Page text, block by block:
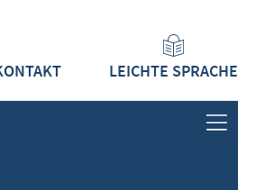
LEICHTE SPRACHE